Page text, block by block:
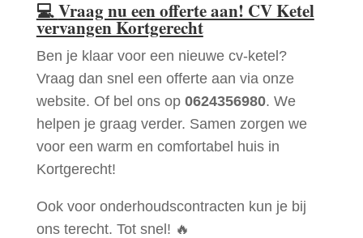
💻Vraag nu een offerte aan! CV Ketel
vervangen Kortgerecht
Ben je klaar voor een nieuwe cv-ketel?
Vraag dan snel een offerte aan via onze
website. Of bel ons op 0624356980. We
helpen je graag verder. Samen zorgen we
voor een warm en comfortabel huis in
Kortgerecht!
Ook voor onderhoudscontracten kun je bij
ons terecht. Tot snel! 🔥